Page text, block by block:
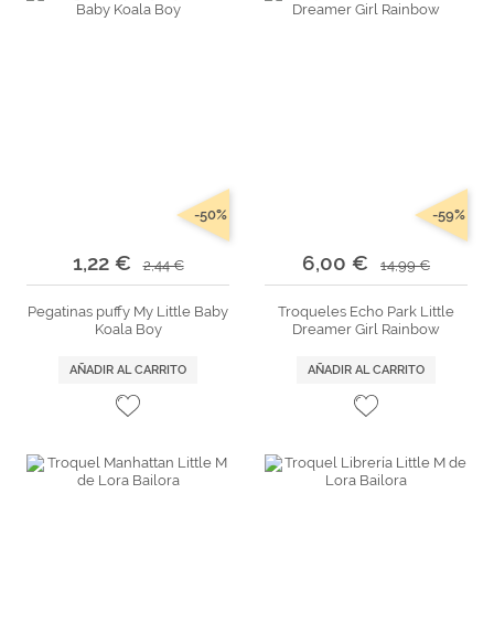
1,22 € 2,44 €
-50%
Pegatinas puffy My Little Baby
Koala Boy
AÑADIR AL CARRITO
6,00 € 14,99 €
-59%
Troqueles Echo Park Little
Dreamer Girl Rainbow
AÑADIR AL CARRITO